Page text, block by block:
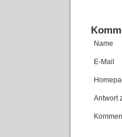
Name
E-Mail
Antwort